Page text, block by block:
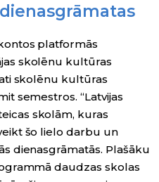
platformās
skolēnu kultūras
skolēnu kultūras
semestros. “Latvijas
skolām, kuras
šo lielo darbu un
dienasgrāmatās. Plašāku
daudzas skolas